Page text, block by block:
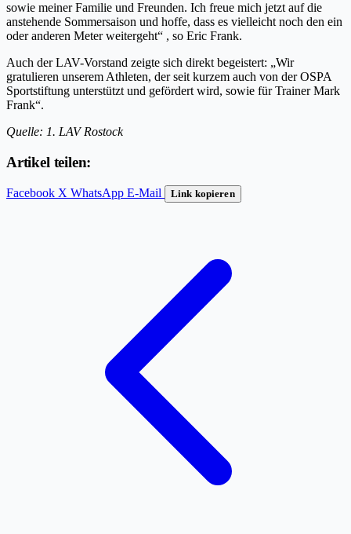
sowie meiner Familie und Freunden. Ich freue mich jetzt auf die
anstehende Sommersaison und hoffe, dass es vielleicht noch den ein
oder anderen Meter weitergeht“ , so Eric Frank.
Auch der LAV-Vorstand zeigte sich direkt begeistert: „Wir
gratulieren unserem Athleten, der seit kurzem auch von der OSPA
Sportstiftung unterstützt und gefördert wird, sowie für Trainer Mark
Frank“.
Quelle: 1. LAV Rostock
Artikel teilen:
Facebook X WhatsApp E-Mail Link kopieren